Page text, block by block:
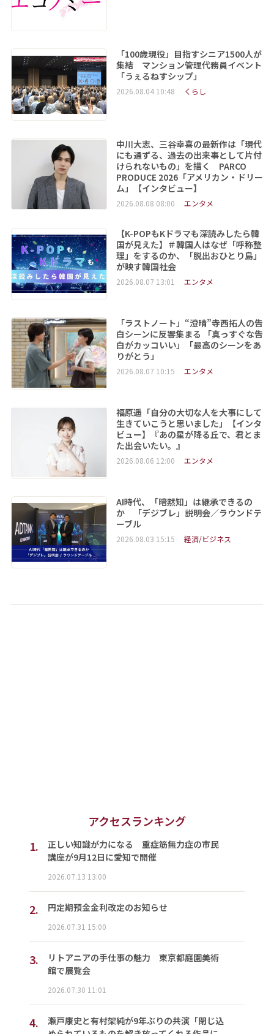
「100歳現役」目指すシニア1500人が
集結 マンション管理代務員イベント
「うぇるねすシップ」
2026.08.04 10:48 くらし
中川大志、三谷幸喜の最新作は「現代
にも通ずる、過去の出来事として片付
けられないもの」を描く PARCO
PRODUCE 2026「アメリカン・ドリー
ム」【インタビュー】
2026.08.08 08:00 エンタメ
【K-POPもKドラマも深読みしたら韓
国が見えた】＃韓国人はなぜ「呼称整
理」をするのか、「脱出おひとり島」
が映す韓国社会
2026.08.07 13:01 エンタメ
「ラストノート」“澄晴”寺西拓人の告
白シーンに反響集まる 「真っすぐな告
白がカッコいい」「最高のシーンをあ
りがとう」
2026.08.07 10:15 エンタメ
福原遥「自分の大切な人を大事にして
生きていこうと思いました」【インタ
ビュー】『あの星が降る丘で、君とま
た出会いたい。』
2026.08.06 12:00 エンタメ
AI時代、「暗黙知」は継承できるの
か 「デジブレ」説明会／ラウンドテ
ーブル
2026.08.03 15:15 経済/ビジネス
アクセスランキング
1.
正しい知識が力になる 重症筋無力症の市民
講座が9月12日に愛知で開催
2026.07.13 13:00
2. 円定期預金金利改定のお知らせ
2026.07.31 15:00
3.
リトアニアの手仕事の魅力 東京都庭園美術
館で展覧会
2026.07.30 11:01
4.
瀬戸康史と有村架純が9年ぶりの共演「閉じ込